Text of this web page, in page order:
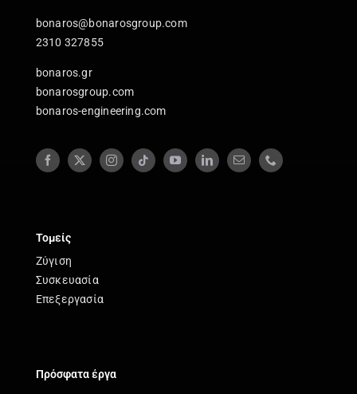
bonaros@bonarosgroup.com
2310 327855
bonaros.gr
bonarosgroup.com
bonaros-engineering.com
Τομείς
Ζύγιση
Συσκευασία
Επεξεργασία
Πρόσφατα έργα